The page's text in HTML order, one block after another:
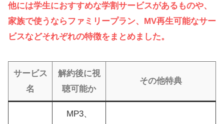
他には学生におすすめな学割サービスがあるものや、
家族で使うならファミリープラン、MV再生可能なサー
ビスなどそれぞれの特徴をまとめました。
サービス
名
解約後に視
聴可能か
その他特典
MP3、